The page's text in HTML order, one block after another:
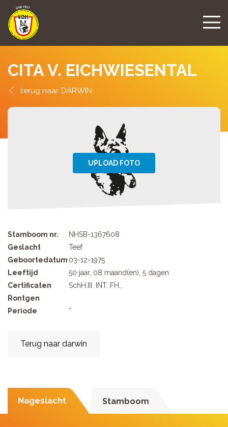
CITA V. EICHWIESENTAL
DARWIN
Stamboom nr.
NHSB-1367608
Geslacht
Teef
Geboortedatum 03-12-1975
Leeftijd
50 jaar, 08 maand(en), 5 dagen
Certificaten
SchH.III. INT. FH.,
Rontgen
Periode
*
Terug naar darwin
Nageslacht Stamboom